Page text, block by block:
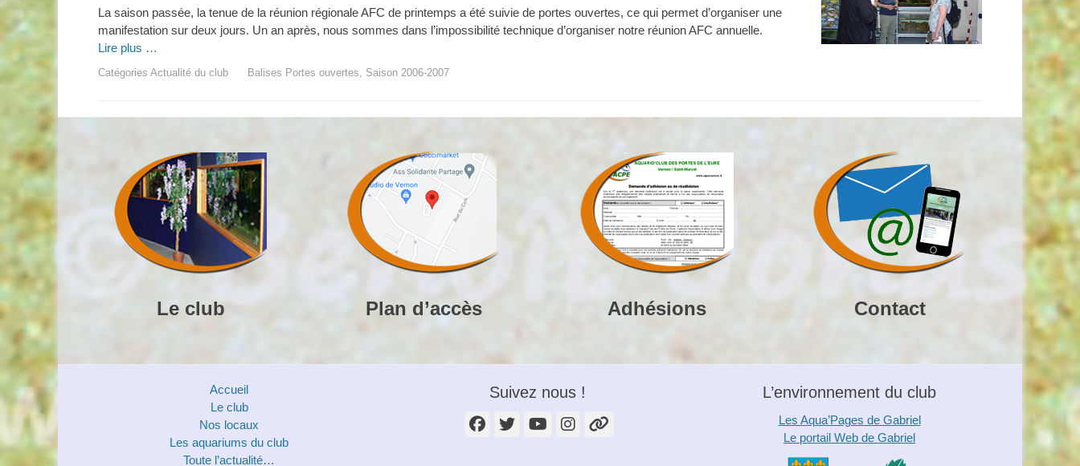
La saison passée, la tenue de la réunion régionale AFC de printemps a été suivie de portes ouvertes, ce qui permet d’organiser une
manifestation sur deux jours. Un an après, nous sommes dans l’impossibilité technique d’organiser notre réunion AFC annuelle.
Lire plus …
Catégories Actualité du club Balises Portes ouvertes, Saison 2006-2007
Le club Plan d’accès Adhésions Contact
Accueil
Le club
Nos locaux
Les aquariums du club
Toute l’actualité…
Suivez nous !
Facebook
Twitter
YouTube
Instagram
L’environnement du club
Les Aqua’Pages de Gabriel
Le portail Web de Gabriel